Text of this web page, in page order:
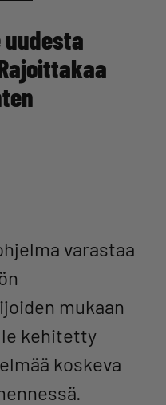
varastaa
mukaan
kehitetty
koskeva